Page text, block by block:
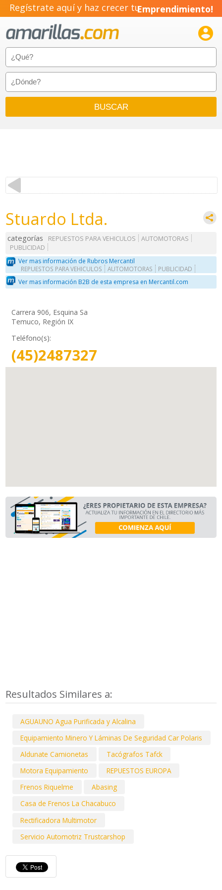
Regístrate aquí y haz crecer tuEmprendimiento!

Stuardo Ltda.
categorías REPUESTOS PARA VEHICULOS
AUTOMOTORAS
PUBLICIDAD
Ver mas información de Rubros Mercantil
REPUESTOS PARA VEHICULOS AUTOMOTORAS PUBLICIDAD
Ver mas información B2B de esta empresa en Mercantil.com
Carrera 906, Esquina Sa
Temuco, Región IX
Teléfono(s):
(45)2487327
Resultados Similares a:
AGUAUNO Agua Purificada y Alcalina
Equipamiento Minero Y Láminas De Seguridad Car Polaris
Aldunate Camionetas
Tacógrafos Tafck
Motora Equipamiento
REPUESTOS EUROPA
Frenos Riquelme
Abasing
Casa de Frenos La Chacabuco
Rectificadora Multimotor
Servicio Automotriz Trustcarshop